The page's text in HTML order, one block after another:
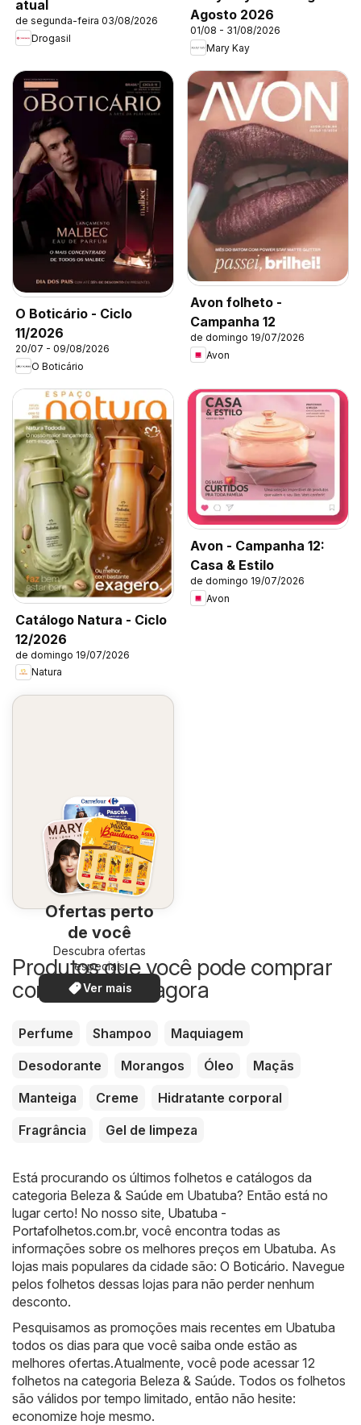
atual
de segunda-feira 03/08/2026
Drogasil
Agosto 2026
01/08 - 31/08/2026
Mary Kay
O Boticário - Ciclo
11/2026
20/07 - 09/08/2026
O Boticário
Avon folheto -
Campanha 12
de domingo 19/07/2026
Avon
Catálogo Natura - Ciclo
12/2026
de domingo 19/07/2026
Natura
Avon - Campanha 12:
Casa & Estilo
de domingo 19/07/2026
Avon
Ofertas perto
de você
Descubra ofertas
especiais
Ver mais
Produtos que você pode comprar
com desconto agora
Perfume Shampoo
Maquiagem
Desodorante
Morangos Óleo
Maçãs
Manteiga
Creme
Hidratante corporal
Fragrância
Gel de limpeza
Está procurando os últimos folhetos e catálogos da
categoria Beleza & Saúde em Ubatuba? Então está no
lugar certo! No nosso site, Ubatuba -
Portafolhetos.com.br, você encontra todas as
informações sobre os melhores preços em Ubatuba. As
lojas mais populares da cidade são: O Boticário. Navegue
pelos folhetos dessas lojas para não perder nenhum
desconto.
Pesquisamos as promoções mais recentes em Ubatuba
todos os dias para que você saiba onde estão as
melhores ofertas.Atualmente, você pode acessar 12
folhetos na categoria Beleza & Saúde. Todos os folhetos
são válidos por tempo limitado, então não hesite:
economize hoje mesmo.